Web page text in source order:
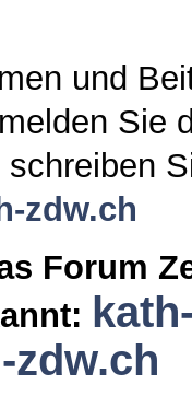
und
Sie
zdw.ch
Forum
zdw.ch